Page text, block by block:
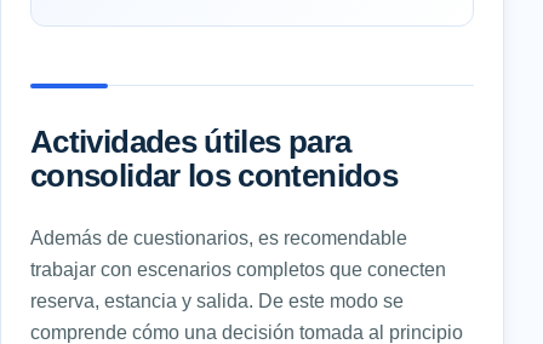
Actividades útiles para
consolidar los contenidos
Además de cuestionarios, es recomendable
trabajar con escenarios completos que conecten
reserva, estancia y salida. De este modo se
comprende cómo una decisión tomada al principio